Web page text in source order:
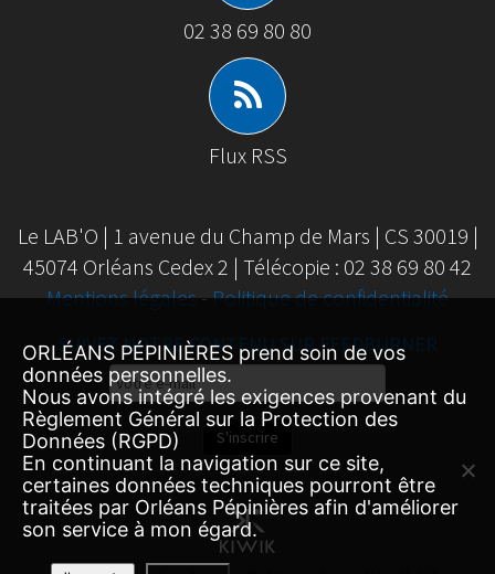
02 38 69 80 80
Flux RSS
Le LAB'O | 1 avenue du Champ de Mars | CS 30019 |
45074 Orléans Cedex 2 | Télécopie : 02 38 69 80 42
Mentions légales-Politique de confidentialité
SUIVEZ NOTRE CONTENU SUR FEEDBURNER
Email
Subscription
S'inscrire
ORLÉANS PÉPINIÈRES prend soin de vos
données personnelles.
Nous avons intégré les exigences provenant du
Règlement Général sur la Protection des
Données (RGPD)
En continuant la navigation sur ce site,
certaines données techniques pourront être
traitées par Orléans Pépinières afin d'améliorer
son service à mon égard.